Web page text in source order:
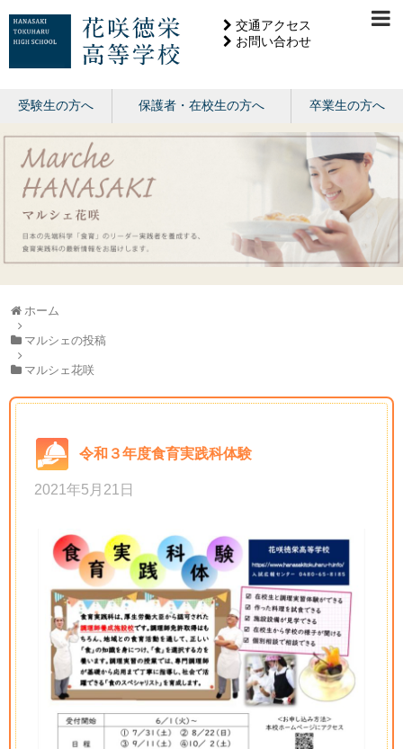
交通アクセス
お問い合わせ
受験生の方へ 保護者・在校生の方へ 卒業生の方へ
ホーム
マルシェの投稿
マルシェ花咲
令和３年度食育実践科体験
2021年5月21日